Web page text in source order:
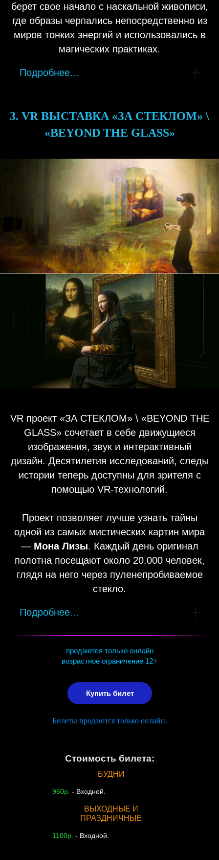
берет свое начало с наскальной живописи,
где образы черпались непосредственно из
миров тонких энергий и использовались в
магических практиках.
Подробнее...
3. VR ВЫСТАВКА «ЗА СТЕКЛОМ» \
«BEYOND THE GLASS»
VR проект «ЗА СТЕКЛОМ» \ «BEYOND THE
GLASS» сочетает в себе движущиеся
изображения, звук и интерактивный
дизайн. Десятилетия исследований, следы
истории теперь доступны для зрителя с
помощью VR-технологий.
Проект позволяет лучше узнать тайны
одной из самых мистических картин мира
— Мона Лизы. Каждый день оригинал
полотна посещают около 20.000 человек,
глядя на него через пуленепробиваемое
стекло.
Подробнее...
продаются только онлайн
возрастное ограничение 12+
Купить билет
Билеты продаются только онлайн.
Стоимость билета:
950р. - Входной.
БУДНИ
ВЫХОДНЫЕ И
ПРАЗДНИЧНЫЕ
1100р. - Входной.